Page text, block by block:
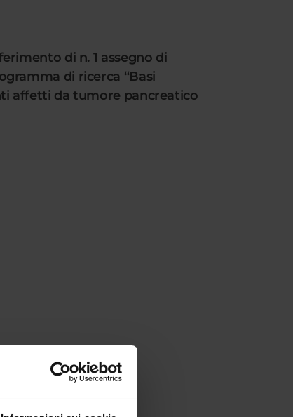
di n. 1 assegno di
di ricerca “Basi
affetti da tumore pancreatico